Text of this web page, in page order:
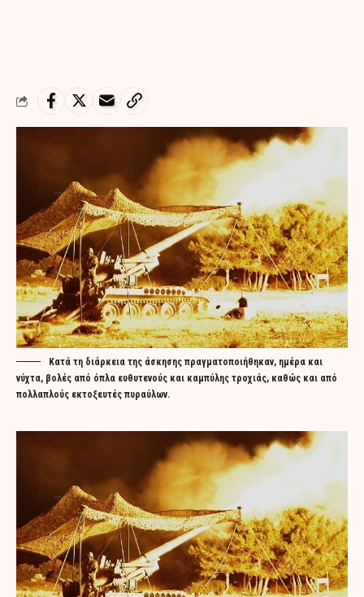
Κατά τη διάρκεια της άσκησης πραγματοποιήθηκαν, ημέρα και
νύχτα, βολές από όπλα ευθυτενούς και καμπύλης τροχιάς, καθώς και από
πολλαπλούς εκτοξευτές πυραύλων.